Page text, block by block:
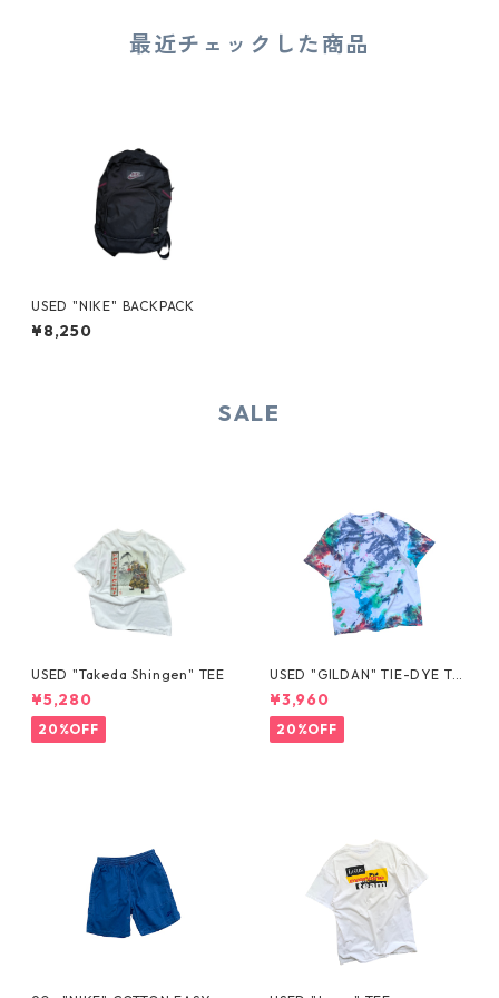
最近チェックした商品
USED "NIKE" BACKPACK
¥8,250
SALE
USED "Takeda Shingen" TEE
¥5,280
20%OFF
USED "GILDAN" TIE-DYE TE
E
¥3,960
20%OFF